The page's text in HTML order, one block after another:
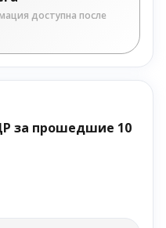
доступна после
за прошедшие 10